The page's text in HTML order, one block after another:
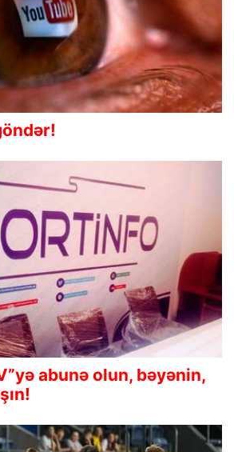
abunə olun, bəyənin,